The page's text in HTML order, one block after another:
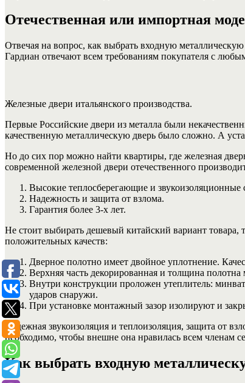
Отечественная или импортная
Отвечая на вопрос, как выбрать входную
Гардиан отвечают всем требованиям покупателя с
Железные двери итальянского производства.
Первые Российские двери из металла были
качественную металлическую дверь было сложно. А
Но до сих пор можно найти квартиры, где железная
современной железной двери отечественного
Высокие теплосберегающие и звукоизоляционные
Надежность и защита от взлома.
Гарантия более 3-х лет.
Не стоит выбирать дешевый китайский вариант товара,
положительных качеств:
Дверное полотно имеет двойное уплотнение.
Верхняя часть декорированная и толщина
Внутри конструкции проложен утеплитель:
ударов снаружи.
При установке монтажный зазор изолируют и
Надежная звукоизоляция и теплоизоляция, защита от
необходимо, чтобы внешне она нравилась всем членам
Как выбрать входную